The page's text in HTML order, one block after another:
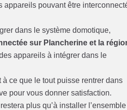
appareils pouvant être
dans le système domotique,
sur Plancherine et la
appareils à intégrer dans le
ce que le tout puisse rentrer dans
pour vous donner satisfaction.
plus qu’à installer l’ensemble